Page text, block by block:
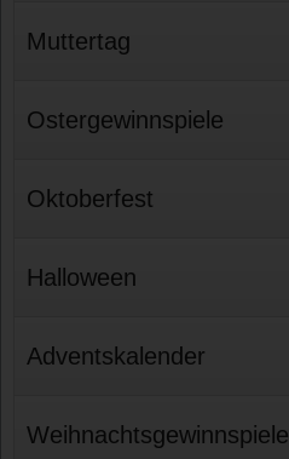
Muttertag
Ostergewinnspiele
Oktoberfest
Halloween
Adventskalender
Weihnachtsgewinnspiele